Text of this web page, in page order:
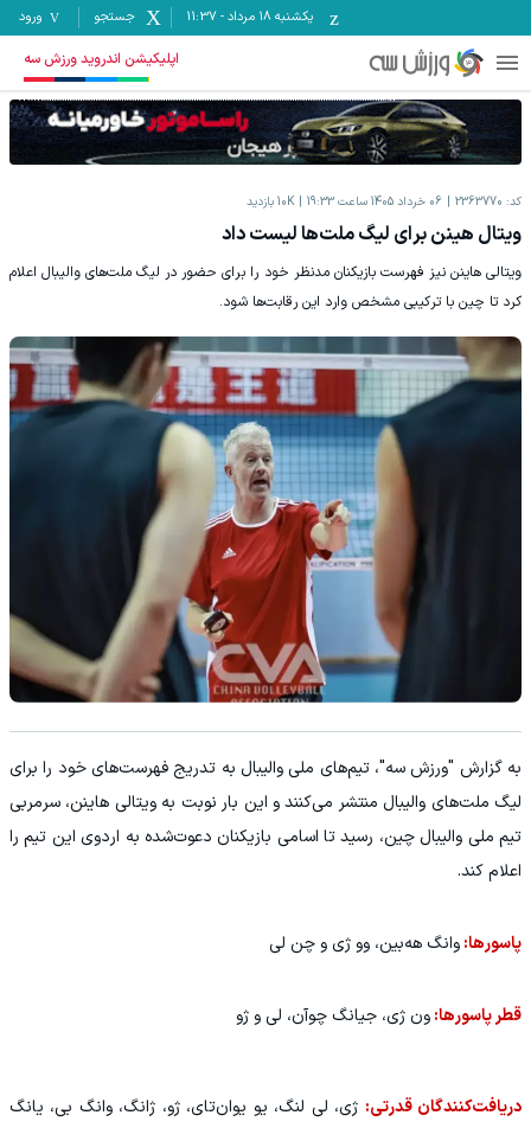
یکشنبه ۱۸ مرداد -
11:37 جستجو ورود
اپلیکیشن اندروید ورزش سه
کد: 2363770 06 خرداد 1405 ساعت 19:33 10K بازدید
ویتال هینن برای لیگ ملت‌ها لیست داد
ویتالی هاینن نیز فهرست بازیکنان مدنظر خود را برای حضور در لیگ ملت‌های والیبال اعلام
کرد تا چین با ترکیبی مشخص وارد این رقابت‌ها شود.
به گزارش "ورزش سه"، تیم‌های ملی والیبال به تدریج فهرست‌های خود را برای
لیگ ملت‌های والیبال منتشر می‌کنند و این بار نوبت به ویتالی هاینن، سرمربی
تیم ملی والیبال چین، رسید تا اسامی بازیکنان دعوت‌شده به اردوی این تیم را
اعلام کند.
پاسورها:وانگ هه‌بین، وو ژی و چن لی
قطر پاسورها:ون ژی، جیانگ چوآن، لی و ژو
دریافت‌کنندگان قدرتی: ژی، لی لنگ، یو یوان‌تای، ژو، ژانگ، وانگ بی، یانگ